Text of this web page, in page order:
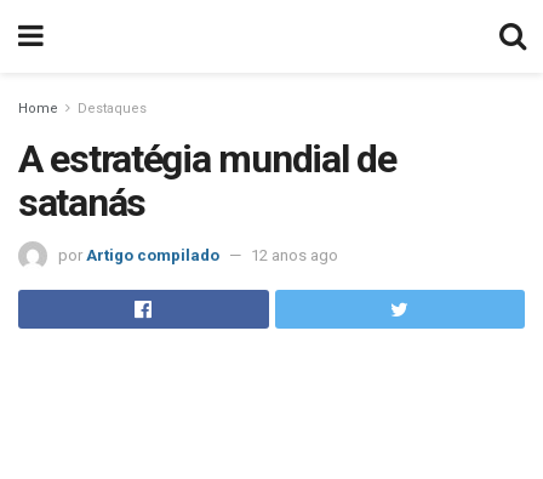
Home Destaques
A estratégia mundial de
satanás
por Artigo compilado 12 anos ago